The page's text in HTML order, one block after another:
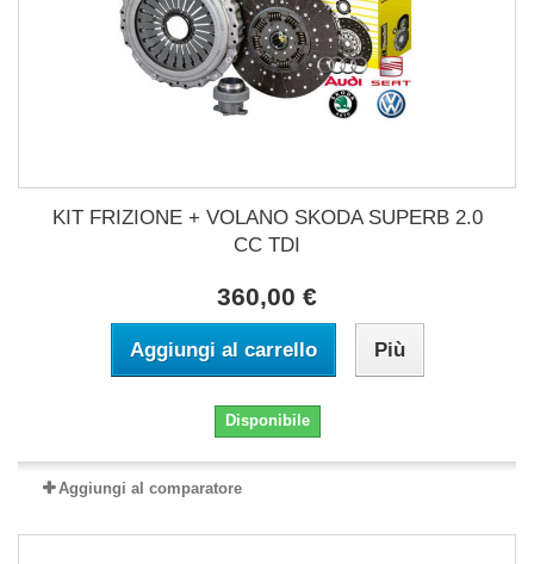
KIT FRIZIONE + VOLANO SKODA SUPERB 2.0
CC TDI
360,00 €
Aggiungi al carrello Più
Disponibile
Aggiungi al comparatore